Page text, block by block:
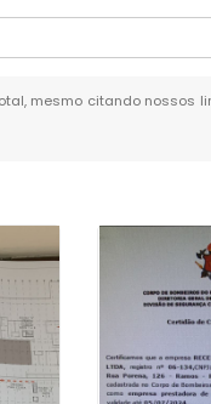
mesmo citando nossos